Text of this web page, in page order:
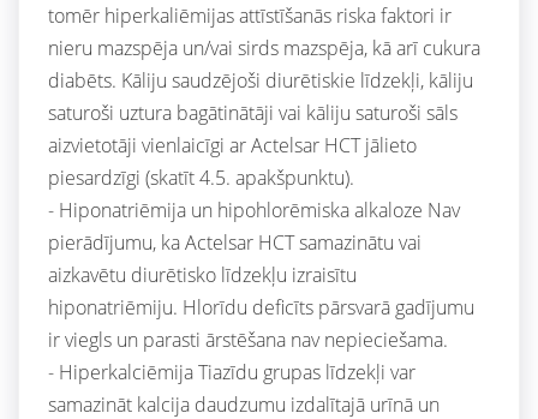
tomēr hiperkaliēmijas attīstīšanās riska faktori ir
nieru mazspēja un/vai sirds mazspēja, kā arī cukura
diabēts. Kāliju saudzējoši diurētiskie līdzekļi, kāliju
saturoši uztura bagātinātāji vai kāliju saturoši sāls
aizvietotāji vienlaicīgi ar Actelsar HCT jālieto
piesardzīgi (skatīt 4.5. apakšpunktu).
- Hiponatriēmija un hipohlorēmiska alkaloze Nav
pierādījumu, ka Actelsar HCT samazinātu vai
aizkavētu diurētisko līdzekļu izraisītu
hiponatriēmiju. Hlorīdu deficīts pārsvarā gadījumu
ir viegls un parasti ārstēšana nav nepieciešama.
- Hiperkalciēmija Tiazīdu grupas līdzekļi var
samazināt kalcija daudzumu izdalītajā urīnā un